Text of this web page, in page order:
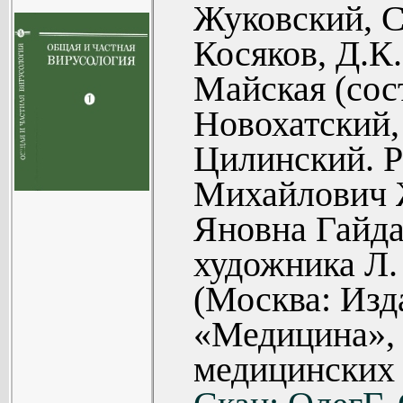
могут быть
этом? А разве
нибудь не
можно
удивляться
чудесам,
вирусами, о
занимательны?
Жуковский,
Косяков,
Майская
Цилинский.
Михайлович
Яновна
художника
(Москва: